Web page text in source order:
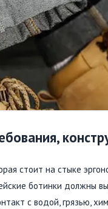
стоит на стыке
ботинки должны
с водой, грязью,